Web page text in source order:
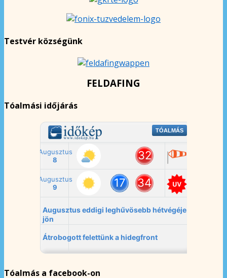
Testvér községünk
FELDAFING
Tóalmási időjárás
Tóalmás a facebook-on